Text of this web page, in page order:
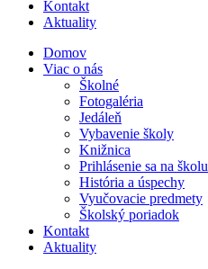
Kontakt
Aktuality
Domov
Viac o nás
Školné
Fotogaléria
Jedáleň
Vybavenie školy
Knižnica
Prihlásenie sa na školu
História a úspechy
Vyučovacie predmety
Školský poriadok
Kontakt
Aktuality